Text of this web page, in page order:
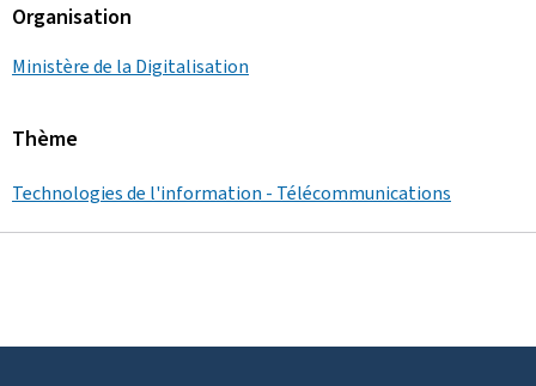
Organisation
Ministère de la Digitalisation
Thème
Technologies de l'information - Télécommunications